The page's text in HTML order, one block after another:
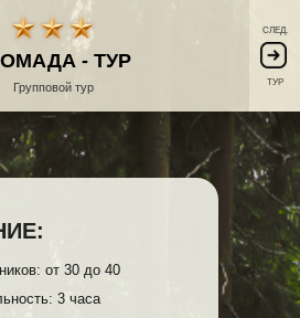
ТУР
СЛЕД.
3 часа
от 30 до 40
- ТУР
Групповой тур